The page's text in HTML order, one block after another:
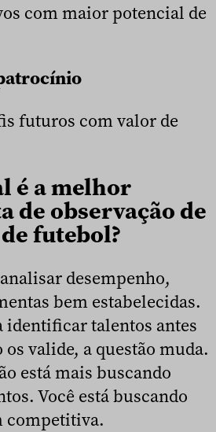
com maior potencial de
futuros com valor de
é a melhor
de observação de
futebol?
desempenho,
bem estabelecidas.
identificar talentos antes
os valide, a questão muda.
está mais buscando
Você está buscando
competitiva.